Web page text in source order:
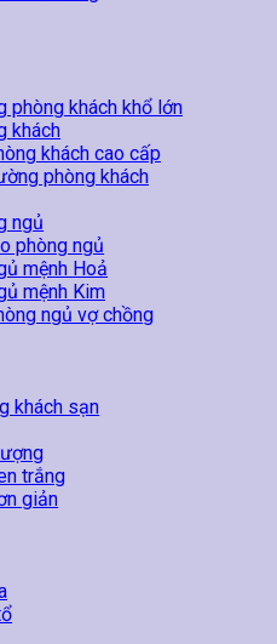
phòng khách khổ lớn
khách
khách cao cấp
phòng khách
ngủ
phòng ngủ
mệnh Hoả
mệnh Kim
ngủ vợ chồng
khách sạn
trắng
giản